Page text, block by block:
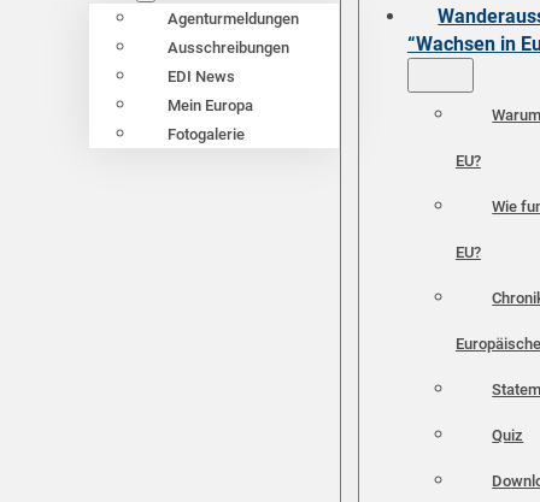
Agenturmeldungen
Ausschreibungen
EDI News
Mein Europa
Fotogalerie
“Wachsen in
EU?
Wie
EU?
Quiz